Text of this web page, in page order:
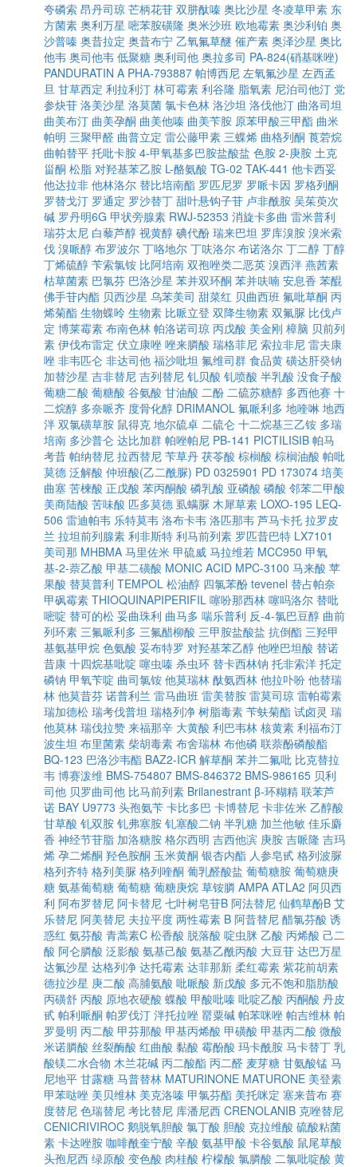
夸磷索 昂丹司琼 芒柄花苷 双肼酞嗪 奥比沙星 冬凌草甲素 东
方菌素 奥利万星 嘧苯胺磺隆 奥米沙班 欧地霉素 奥沙利铂 奥
沙普嗪 奥昔拉定 奥昔布宁 乙氧氟草醚 催产素 奥泽沙星 奥比
他韦 奥司他韦 低聚糖 奥利司他 奥拉多司 PA-824(硝基咪唑)
PANDURATIN A PHA-793887 帕博西尼 左氧氟沙星 左西孟
旦 甘草西定 利拉利汀 林可霉素 利谷隆 脂氧素 尼泊司他汀 党
参炔苷 洛美沙星 洛莫菌 氯卡色林 洛沙坦 洛伐他汀 曲洛司坦
曲美布汀 曲美孕酮 曲美他嗪 曲美苄胺 原苯甲酸三甲酯 曲米
帕明 三聚甲醛 曲普立定 雷公藤甲素 三蝶烯 曲格列酮 莨菪烷
曲帕替平 托吡卡胺 4-甲氧基多巴胺盐酸盐 色胺 2-庚胺 土克
甾酮 松脂 对羟基苯乙胺 L-酪氨酸 TG-02 TAK-441 他卡西妥
他达拉非 他林洛尔 替比培南酯 罗匹尼罗 罗哌卡因 罗格列酮
罗替戈汀 罗通定 罗沙替丁 甜叶悬钩子苷 卢非酰胺 吴茱萸次
碱 罗丹明6G 甲状旁腺素 RWJ-52353 消旋卡多曲 雷米普利
瑞芬太尼 白藜芦醇 视黄醇 碘代酚 瑞来巴坦 罗库溴胺 溴米索
伐 溴哌醇 布罗波尔 丁咯地尔 丁呋洛尔 布诺洛尔 丁二醇 丁醇
丁烯硫醇 苄索氯铵 比阿培南 双孢唑类二恶英 溴西泮 燕茜素
枯草菌素 巴氯芬 巴洛沙星 苯并双环酮 苯并呋喃 安息香 苯醌
佛手苷内酯 贝西沙星 乌苯美司 甜菜红 贝曲西班 氟吡草酮 丙
烯菊酯 生物蝶呤 生物素 比哌立登 双降生物素 双氟脲 比伐卢
定 博莱霉素 布南色林 帕洛诺司琼 丙戊酸 美金刚 樟脑 贝前列
素 伊伐布雷定 伏立康唑 唑来膦酸 瑞格菲尼 索拉非尼 雷夫康
唑 非韦匹仑 非达司他 福沙吡坦 氟维司群 食品黄 磺达肝癸钠
加替沙星 吉非替尼 吉列替尼 钆贝酸 钆喷酸 半乳酸 没食子酸
葡糖二酸 葡糖酸 谷氨酸 甘油酸 二酚 二硫苏糖醇 多西他赛 十
二烷醇 多奈哌齐 度骨化醇 DRIMANOL 氟哌利多 地喹啉 地西
泮 双氯磺草胺 鼠得克 地尔硫卓 二硫仑 十二烷基三乙铵 多瑞
培南 多沙普仑 达比加群 帕唑帕尼 PB-141 PICTILISIB 帕马
考昔 帕纳替尼 拉西替尼 苄草丹 茯苓酸 棕榈酸 棕榈油酸 帕吡
莫德 泛解酸 仲班酸(乙二酰脲) PD 0325901 PD 173074 培美
曲塞 苦楝酸 正戊酸 苯丙酮酸 磷乳酸 亚磷酸 磷酸 邻苯二甲酸
美商陆酸 苦味酸 匹多莫德 虱螨脲 木犀草素 LOXO-195 LEQ-
506 雷迪帕韦 乐特莫韦 洛布卡韦 洛匹那韦 芦马卡托 拉罗皮
兰 拉坦前列腺素 利非斯特 利马前列素 罗匹昔巴特 LX7101
美司那 MHBMA 马里佐米 甲硫威 马拉维若 MCC950 甲氧
基-2-萘乙酸 甲基二磺酸 MONIC ACID MPC-3100 马来酸 苹
果酸 替莫普利 TEMPOL 松油醇 四氯苯酚 tevenel 替占帕奈
甲砜霉素 THIOQUINAPIPERIFIL 噻吩那西林 噻吗洛尔 替吡
嘧啶 替可的松 妥曲珠利 曲马多 喘乐普利 反-4-氯巴豆醇 曲前
列环素 三氟哌利多 三氟醋柳酸 三甲胺盐酸盐 抗倒酯 三羟甲
基氨基甲烷 色氨酸 妥布特罗 对羟基苯乙醇 他唑巴坦酸 替诺
昔康 十四烷基吡啶 噻虫嗪 杀虫环 替卡西林钠 托非索洋 托定
磷钠 甲氧苄啶 曲司氯铵 他莫瑞林 酞氨西林 他拉卟吩 他替瑞
林 他莫昔芬 诺普利兰 雷马曲班 雷美替胺 雷莫司琼 雷帕霉素
瑞加德松 瑞考伐普坦 瑞格列净 树脂毒素 苄蚨菊酯 试卤灵 瑞
他莫林 瑞伐拉赞 来福那辛 大黄酸 利巴韦林 核黄素 利福布汀
波生坦 布里菌素 柴胡毒素 布舍瑞林 布他磷 联萘酚磷酸酯
BQ-123 巴洛沙韦酯 BAZ2-ICR 解草酮 苯并二氟吡 比克替拉
韦 博赛泼维 BMS-754807 BMS-846372 BMS-986165 贝利
司他 贝罗曲司他 比马前列素 Brilanestrant β-环糊精 联苯芦
诺 BAY U9773 头孢氨苄 卡比多巴 卡博替尼 卡非佐米 乙醇酸
甘草酸 钆双胺 钆弗塞胺 钆塞酸二钠 半乳糖 加兰他敏 佳乐麝
香 神经节苷脂 加洛糖胺 格尔西明 吉西他滨 庚胺 吉哌隆 吉玛
烯 孕二烯酮 羟色胺酮 玉米黄酮 银杏内酯 人参皂甙 格列波脲
格列齐特 格列美脲 格列喹酮 葡乳醛酸盐 葡萄糖胺 葡萄糖庚
糖 氨基葡萄糖 葡萄糖 葡糖庚烷 草铵膦 AMPA ATLA2 阿贝西
利 阿布罗替尼 阿卡替尼 七叶树皂苷B 阿法替尼 仙鹤草酚B 艾
乐替尼 阿美替尼 夫拉平度 两性霉素 B 阿昔替尼 醋氯芬酸 诱
惑红 氨芬酸 青蒿素C 松香酸 脱落酸 啶虫脒 乙酸 丙烯酸 己二
酸 阿仑膦酸 泛影酸 氨基己酸 氨基乙酰丙酸 大豆苷 达巴万星
达氟沙星 达格列净 达托霉素 达菲那新 柔红霉素 紫花前胡素
德拉沙星 庚二酸 高脯氨酸 吡哌酸 新戊酸 多元不饱和脂肪酸
丙磺舒 丙酸 原地衣硬酸 蝶酸 甲酸吡嗪 吡啶乙酸 丙酮酸 丹皮
甙 帕利哌酮 帕罗伐汀 泮托拉唑 罂粟碱 帕苯咪唑 帕吉维林 帕
罗曼明 丙二酸 甲芬那酸 甲基丙烯酸 甲磺酸 甲基丙二酸 微酸
米诺膦酸 丝裂酶酸 红曲酸 黏酸 霉酚酸 玛卡酰胺 马卡替丁 乳
酸镁二水合物 木兰花碱 丙二酸酯 丙二醛 麦芽糖 甘氨酸锰 马
尼地平 甘露糖 马普替林 MATURINONE MATURONE 美登素
甲苯哒唑 美贝维林 美克洛嗪 甲氯芬酯 美托咪定 塞来昔布 赛
度替尼 色瑞替尼 考比替尼 库潘尼西 CRENOLANIB 克唑替尼
CENICRIVIROC 鹅脱氧胆酸 氯丁酸 胆酸 克拉维酸 硫酸粘菌
素 卡达唑胺 咖啡酰奎宁酸 辛酸 氨基甲酸 卡谷氨酸 鼠尾草酸
头孢尼西 绿原酸 变色酸 肉桂酸 柠檬酸 氯膦酸 二氯吡啶酸 黄